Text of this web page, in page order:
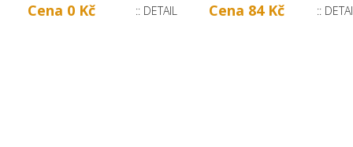
Cena 0 Kč :: DETAIL Cena 84 Kč ::